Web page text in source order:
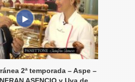
2ª temporada – Aspe –